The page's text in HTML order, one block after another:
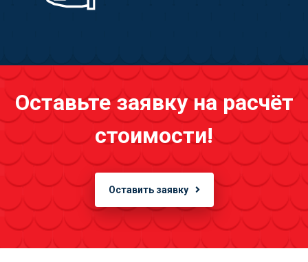
Оставьте заявку на расчёт
стоимости!
Оставить заявку